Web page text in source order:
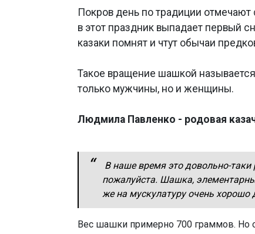
Покров день по традиции
в этот праздник выпадает первый
казаки помнят и чтут обычаи
Такое вращение шашкой
только мужчины, но и женщины.
Людмила Павленко - родовая
В наше время это довольно-таки
пожалуйста. Шашка,
же на мускулатуру очень хорошо
Вес шашки примерно 700 граммов. Но